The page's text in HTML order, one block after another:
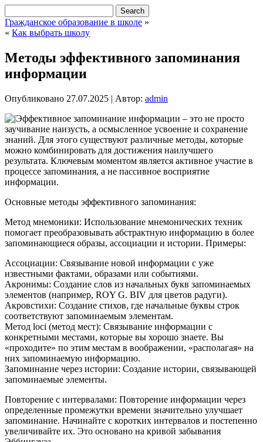
Гражданское образование в школе »
« Как выбрать школу
Методы эффективного запоминания
информации
Опубликовано 27.07.2025 | Автор: admin
Эффективное запоминание информации – это не просто
заучивание наизусть, а осмысленное усвоение и сохранение
знаний. Для этого существуют различные методы, которые
можно комбинировать для достижения наилучшего
результата. Ключевым моментом является активное участие в
процессе запоминания, а не пассивное восприятие
информации.
Основные методы эффективного запоминания:
Метод мнемоники: Использование мнемонических техник
помогает преобразовывать абстрактную информацию в более
запоминающиеся образы, ассоциации и истории. Примеры:
Ассоциации: Связывание новой информации с уже
известными фактами, образами или событиями.
Акронимы: Создание слов из начальных букв запоминаемых
элементов (например, ROY G. BIV для цветов радуги).
Акровстихи: Создание стихов, где начальные буквы строк
соответствуют запоминаемым элементам.
Метод loci (метод мест): Связывание информации с
конкретными местами, которые вы хорошо знаете. Вы
«проходите» по этим местам в воображении, «располагая» на
них запоминаемую информацию.
Запоминание через истории: Создание истории, связывающей
запоминаемые элементы.
Повторение с интервалами: Повторение информации через
определенные промежутки времени значительно улучшает
запоминание. Начинайте с коротких интервалов и постепенно
увеличивайте их. Это основано на кривой забывания